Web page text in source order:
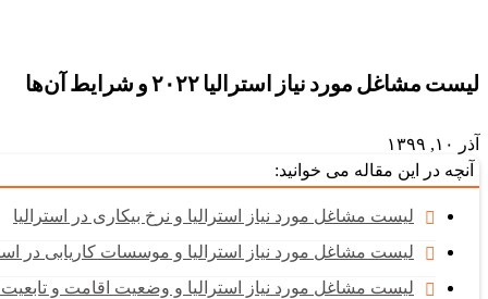
لیست مشاغل مورد نیاز استرالیا ۲۰۲۲ و شرایط آن‌ها
آذر ۱۰, ۱۳۹۹
آنچه در این مقاله می خوانید:
لیست مشاغل مورد نیاز استرالیا و نرخ بیکاری در استرالیا
لیست مشاغل مورد نیاز استرالیا و موسسات کاریابی در
لیست مشاغل مورد نیاز استرالیا و وضعیت اقامت و تابعیت